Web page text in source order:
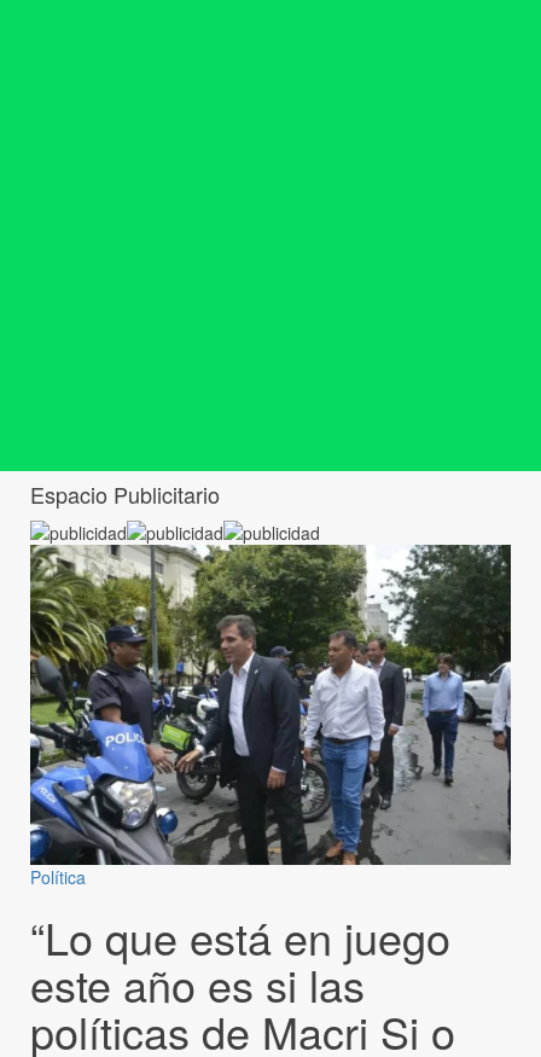
Espacio Publicitario
Política
“Lo que está en juego
este año es si las
políticas de Macri Si o